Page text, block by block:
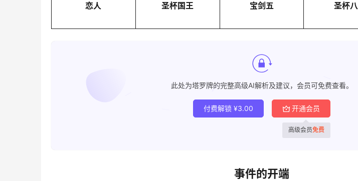
恋人 圣杯国王 宝剑五 圣杯八
此处为塔罗牌的完整高级AI解析及建议，会员可免费查看。
付费解锁 ¥3.00 开通会员
高级会员免费
事件的开端